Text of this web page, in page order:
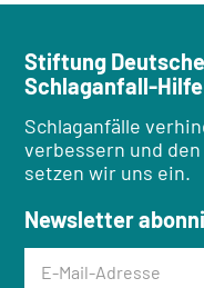
Stiftung Deutsche
Schlaganfall-Hilfe
Schlaganfälle
verbessern und
setzen wir uns ein.
Newsletter
E-Mail-Adresse